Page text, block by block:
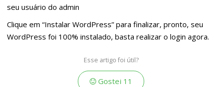
seu usuário do admin
Clique em “Instalar WordPress” para finalizar, pronto, seu
WordPress foi 100% instalado, basta realizar o login agora.
Esse artigo foi útil?
Gostei 11